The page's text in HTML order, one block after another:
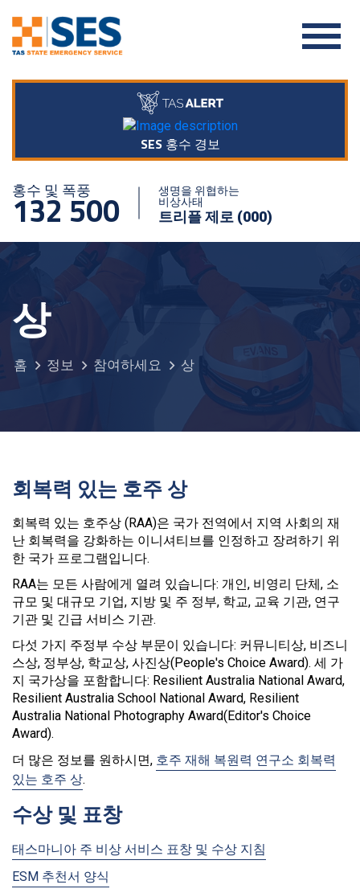
SES 홍수 경보
홍수 및 폭풍
132 500
생명을 위협하는
비상사태
트리플 제로 (000)
상
홈 정보 참여하세요 상
회복력 있는 호주 상
회복력 있는 호주상 (RAA)은 국가 전역에서 지역 사회의 재
난 회복력을 강화하는 이니셔티브를 인정하고 장려하기 위
한 국가 프로그램입니다.
RAA는 모든 사람에게 열려 있습니다: 개인, 비영리 단체, 소
규모 및 대규모 기업, 지방 및 주 정부, 학교, 교육 기관, 연구
기관 및 긴급 서비스 기관.
다섯 가지 주정부 수상 부문이 있습니다: 커뮤니티상, 비즈니
스상, 정부상, 학교상, 사진상(People's Choice Award). 세 가
지 국가상을 포함합니다: Resilient Australia National Award,
Resilient Australia School National Award, Resilient
Australia National Photography Award(Editor's Choice
Award).
더 많은 정보를 원하시면, 호주 재해 복원력 연구소 회복력
있는 호주 상.
수상 및 표창
태스마니아 주 비상 서비스 표창 및 수상 지침
ESM 추천서 양식